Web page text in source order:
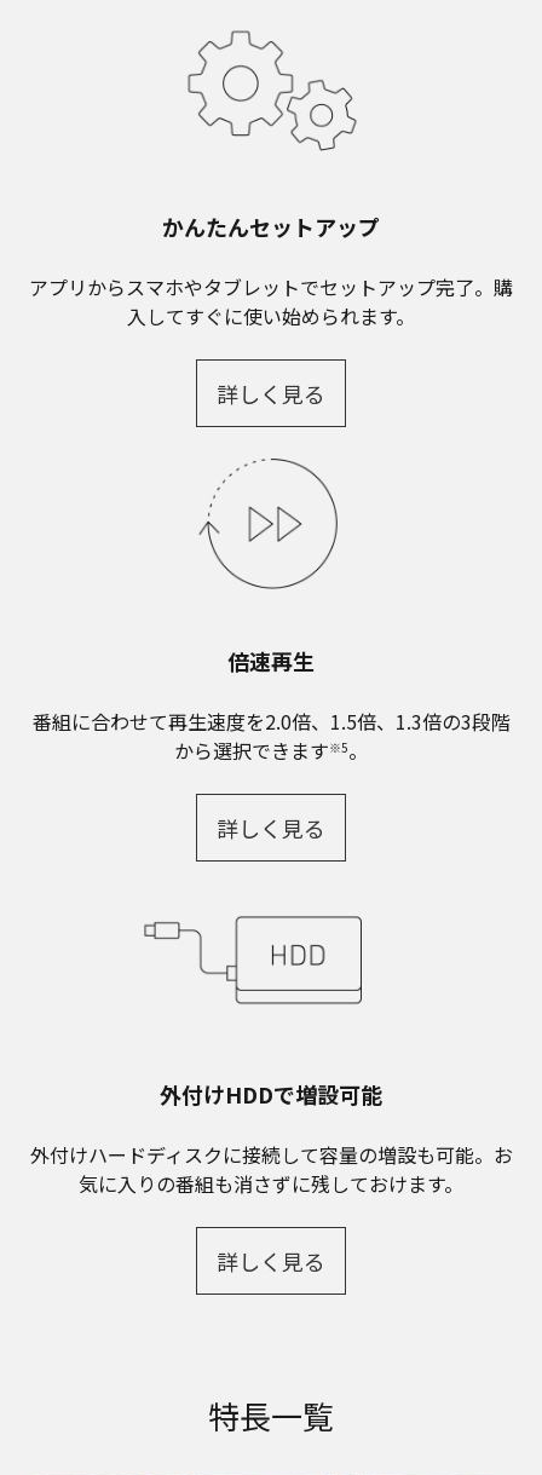
かんたんセットアップ
アプリからスマホやタブレットでセットアップ完了。購
入してすぐに使い始められます。
詳しく見る
倍速再生
番組に合わせて再生速度を2.0倍、1.5倍、1.3倍の3段階
から選択できます※5。
詳しく見る
外付けHDDで増設可能
外付けハードディスクに接続して容量の増設も可能。お
気に入りの番組も消さずに残しておけます。
詳しく見る
特長一覧